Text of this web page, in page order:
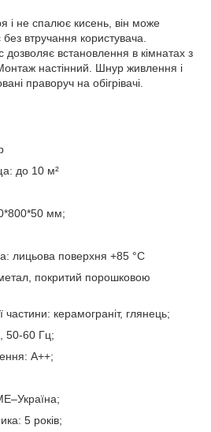
і не спалює кисень, він може
втручання користувача.
встановлення в кімнатах з
настінний. Шнур живлення і
праворуч на обігрівачі.
до 10 м²
мм;
лицьова поверхня +85 °С
покритий порошковою
керамограніт, глянець;
50-60 Гц;
A++;
5 років;